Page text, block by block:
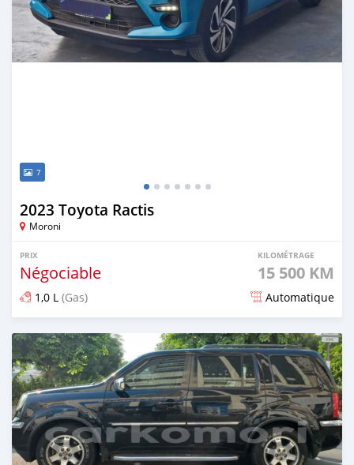
7
2023 Toyota Ractis
Moroni
PRIX
Négociable
KILOMÉTRAGE
15 500 KM
1,0 L (Gas) Automatique
Publié il y a 8 mois